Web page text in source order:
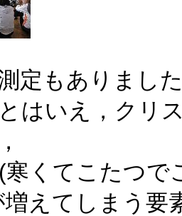
定もありまし
はいえ，クリ
くてこたつで
増えてしまう要